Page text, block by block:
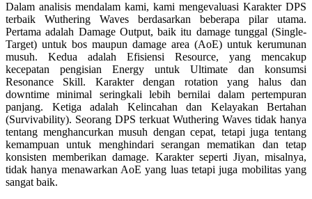
Dalam analisis mendalam kami, kami mengevaluasi Karakter DPS
terbaik Wuthering Waves berdasarkan beberapa pilar utama.
Pertama adalah Damage Output, baik itu damage tunggal (Single-
Target) untuk bos maupun damage area (AoE) untuk kerumunan
musuh. Kedua adalah Efisiensi Resource, yang mencakup
kecepatan pengisian Energy untuk Ultimate dan konsumsi
Resonance Skill. Karakter dengan rotation yang halus dan
downtime minimal seringkali lebih bernilai dalam pertempuran
panjang. Ketiga adalah Kelincahan dan Kelayakan Bertahan
(Survivability). Seorang DPS terkuat Wuthering Waves tidak hanya
tentang menghancurkan musuh dengan cepat, tetapi juga tentang
kemampuan untuk menghindari serangan mematikan dan tetap
konsisten memberikan damage. Karakter seperti Jiyan, misalnya,
tidak hanya menawarkan AoE yang luas tetapi juga mobilitas yang
sangat baik.